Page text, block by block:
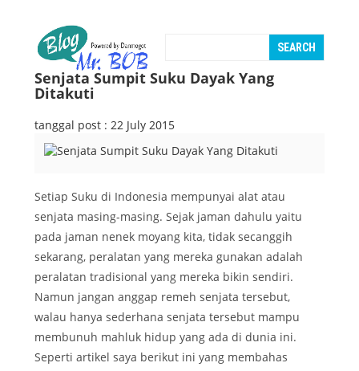
Senjata Sumpit Suku Dayak Yang
Ditakuti
tanggal post : 22 July 2015
Setiap Suku di Indonesia mempunyai alat atau
senjata masing-masing. Sejak jaman dahulu yaitu
pada jaman nenek moyang kita, tidak secanggih
sekarang, peralatan yang mereka gunakan adalah
peralatan tradisional yang mereka bikin sendiri.
Namun jangan anggap remeh senjata tersebut,
walau hanya sederhana senjata tersebut mampu
membunuh mahluk hidup yang ada di dunia ini.
Seperti artikel saya berikut ini yang membahas